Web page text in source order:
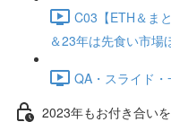
C03【ETH＆ま
＆23年は先食い市場
QA・スライド
2023年もお付き合い